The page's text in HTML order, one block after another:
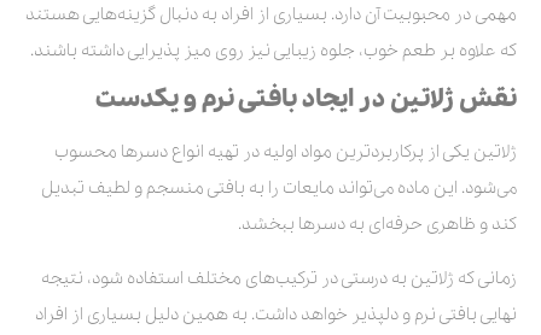
مهمی در محبوبیت آن دارد. بسیاری از افراد به دنبال گزینه‌هایی هستند
که علاوه بر طعم خوب، جلوه زیبایی نیز روی میز پذیرایی داشته باشند.
نقش ژلاتین در ایجاد بافتی نرم و یکدست
ژلاتین یکی از پرکاربردترین مواد اولیه در تهیه انواع دسرها محسوب
می‌شود. این ماده می‌تواند مایعات را به بافتی منسجم و لطیف تبدیل
کند و ظاهری حرفه‌ای به دسرها ببخشد.
زمانی که ژلاتین به درستی در ترکیب‌های مختلف استفاده شود، نتیجه
نهایی بافتی نرم و دلپذیر خواهد داشت. به همین دلیل بسیاری از افراد